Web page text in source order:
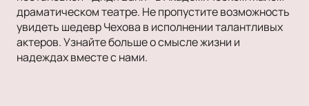
драматическом театре. Не пропустите возможность
увидеть шедевр Чехова в исполнении талантливых
актеров. Узнайте больше о смысле жизни и
надеждах вместе с нами.